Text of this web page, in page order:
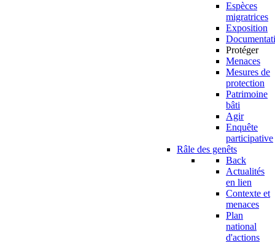
Espèces
migratrices
Exposition
Protéger
Menaces
Mesures de
protection
Patrimoine
bâti
Agir
Enquête
participative
Râle des genêts
Back
Actualités
en lien
Contexte et
menaces
Plan
national
d'actions